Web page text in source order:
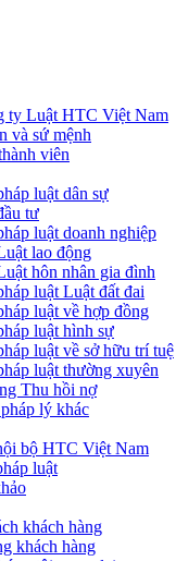
ty Luật HTC Việt Nam
và sứ mệnh
viên
luật dân sự
tư
luật doanh nghiệp
lao động
hôn nhân gia đình
luật Luật đất đai
luật về hợp đồng
luật hình sự
luật về sở hữu trí tuệ
luật thường xuyên
Thu hồi nợ
lý khác
bộ HTC Việt Nam
luật
khách hàng
khách hàng